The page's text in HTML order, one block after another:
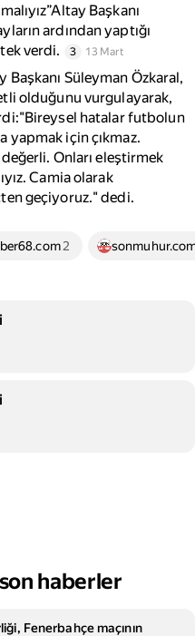
Başkanı
ardından yaptığı
verdi.
3 13 Mart
Başkanı Süleyman Özkaral,
olduğunu vurgulayarak,
hatalar futbolun
yapmak için çıkmaz.
Onları eleştirmek
Camia olarak
geçiyoruz." dedi.
2
haberler
Fenerbahçe maçının